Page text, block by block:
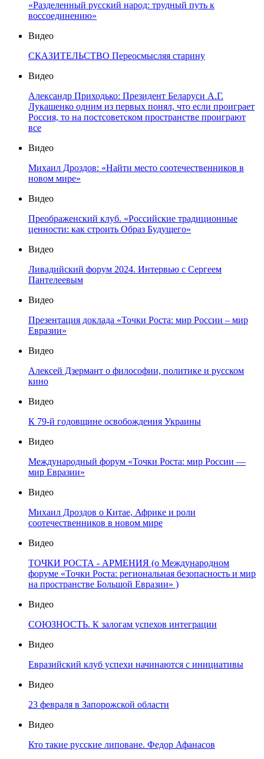
«Разделенный русский народ: трудный путь к
воссоединению»
Видео
СКАЗИТЕЛЬСТВО Переосмысляя старину
Видео
Александр Приходько: Президент Беларуси А.Г.
Лукашенко одним из первых понял, что если проиграет
Россия, то на постсоветском пространстве проиграют
все
Видео
Михаил Дроздов: «Найти место соотечественников в
новом мире»
Видео
Преображенский клуб. «Российские традиционные
ценности: как строить Образ Будущего»
Видео
Ливадийский форум 2024. Интервью с Сергеем
Пантелеевым
Видео
Презентация доклада «Точки Роста: мир России – мир
Евразии»
Видео
Алексей Дзермант о философии, политике и русском
кино
Видео
К 79-й годовщине освобождения Украины
Видео
Международный форум «Точки Роста: мир России —
мир Евразии»
Видео
Михаил Дроздов о Китае, Африке и роли
соотечественников в новом мире
Видео
ТОЧКИ РОСТА - АРМЕНИЯ (о Международном
форуме «Точки Роста: региональная безопасность и мир
на пространстве Большой Евразии» )
Видео
СОЮЗНОСТЬ. К залогам успехов интеграции
Видео
Евразийский клуб успехи начинаются с инициативы
Видео
23 февраля в Запорожской области
Видео
Кто такие русские липоване. Федор Афанасов